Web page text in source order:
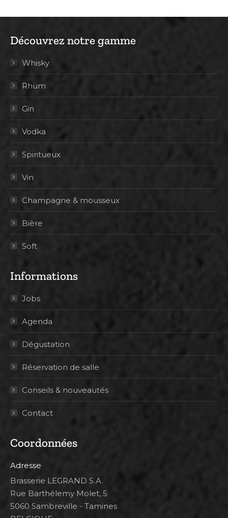
Découvrez notre gamme
Whisky
Rhum
Gin
Vodka
Spiritueux
Vin
Champagne & mousseux
Bière
Soft
Informations
Jobs
Agenda
Dégustation
Réservation de salle
Conseils & nouveautés
Contact
Coordonnées
Adresse
Brasserie LEGRAND S.A.
Rue Barthélemy Molet, 5
5060 Sambreville - Tamines